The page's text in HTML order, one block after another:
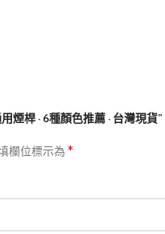
煙桿 · 6種顏色推薦 · 台灣現貨”
欄位標示為 *